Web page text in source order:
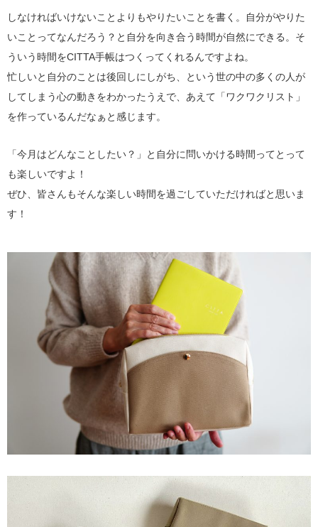
しなければいけないことよりもやりたいことを書く。自分がやりた
いことってなんだろう？と自分を向き合う時間が自然にできる。そ
ういう時間をCITTA手帳はつくってくれるんですよね。
忙しいと自分のことは後回しにしがち、という世の中の多くの人が
してしまう心の動きをわかったうえで、あえて「ワクワクリスト」
を作っているんだなぁと感じます。
「今月はどんなことしたい？」と自分に問いかける時間ってとって
も楽しいですよ！
ぜひ、皆さんもそんな楽しい時間を過ごしていただければと思いま
す！